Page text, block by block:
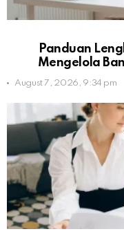
Panduan
Mengelola
August 7, 2026, 9:34 pm